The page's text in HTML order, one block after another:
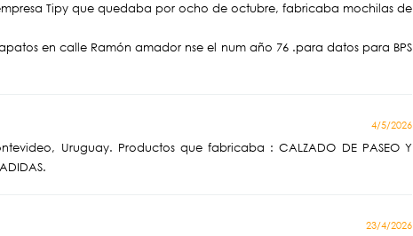
Tipy que quedaba por ocho de octubre, fabricaba mochilas de
en calle Ramón amador nse el num año 76 .para datos para BPS
4/5/2026
Uruguay. Productos que fabricaba : CALZADO DE PASEO Y
23/4/2026